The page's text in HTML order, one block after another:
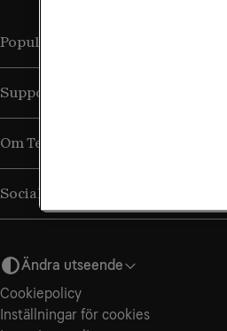
Populära sidor
Support
Om Tele2
Sociala medier
Ändra utseende
Cookiepolicy
Inställningar för cookies